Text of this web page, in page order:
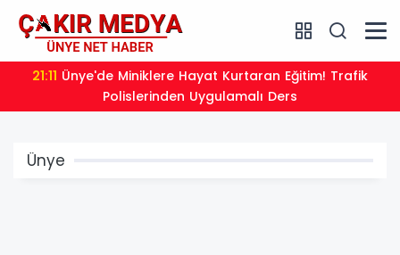
21:01 Moritanyalı öğrencilerden MEB'e ziyaret
Ünye